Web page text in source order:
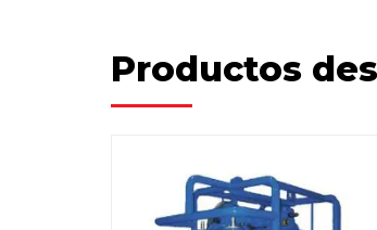
Productos